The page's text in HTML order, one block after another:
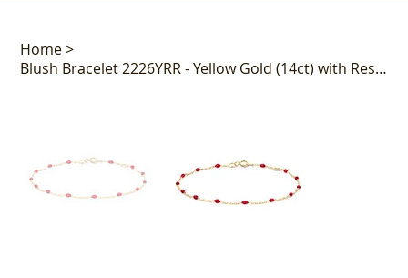
Home>
Blush Bracelet 2226YRR - Yellow Gold (14ct) with Resin Rood